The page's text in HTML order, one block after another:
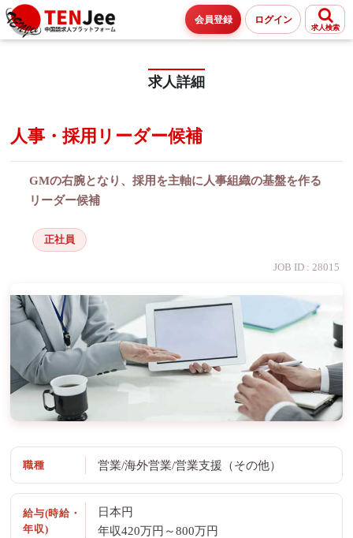
会員登録 ログイン
求人検索
求人詳細
人事・採用リーダー候補
GMの右腕となり、採用を主軸に人事組織の基盤を作る
リーダー候補
正社員
JOB ID : 28015
職種 営業/海外営業/営業支援（その他）
給与(時給・
年収)
日本円
年収420万円～800万円